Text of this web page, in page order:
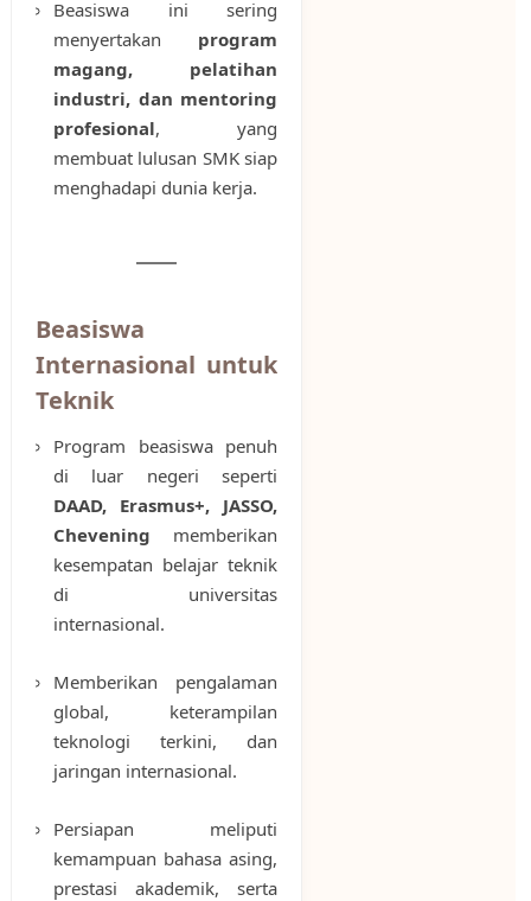
Beasiswa ini sering
menyertakan program
magang, pelatihan
industri, dan mentoring
profesional, yang
membuat lulusan SMK siap
menghadapi dunia kerja.
Beasiswa
Internasional untuk
Teknik
Program beasiswa penuh
di luar negeri seperti
DAAD, Erasmus+, JASSO,
Chevening memberikan
kesempatan belajar teknik
di universitas
internasional.
Memberikan pengalaman
global, keterampilan
teknologi terkini, dan
jaringan internasional.
Persiapan meliputi
kemampuan bahasa asing,
prestasi akademik, serta